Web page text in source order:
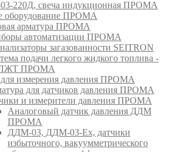
220Д, свеча индукционная ПРОМА
оборудование ПРОМА
арматура ПРОМА
автоматизации ПРОМА
загазованности SEITRON
подачи легкого жидкого топлива -
ПРОМА
измерения давления ПРОМА
для датчиков давления ПРОМА
и измерители давления ПРОМА
Аналоговый датчик давления ДДМ
ПРОМА
ДДМ-03, ДДМ-03-Ех, датчики
избыточного, вакуумметрического